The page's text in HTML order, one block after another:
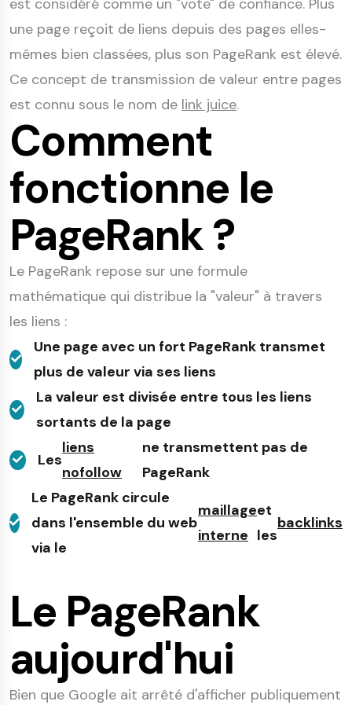
est considéré comme un "vote" de confiance. Plus
une page reçoit de liens depuis des pages elles-
mêmes bien classées, plus son PageRank est élevé.
Ce concept de transmission de valeur entre pages
est connu sous le nom de link juice.
Comment
fonctionne le
PageRank ?
Le PageRank repose sur une formule
mathématique qui distribue la "valeur" à travers
les liens :
Une page avec un fort PageRank transmet
plus de valeur via ses liens
La valeur est divisée entre tous les liens
sortants de la page
Les
liens
nofollow
ne transmettent pas de
PageRank
Le PageRank circule
dans l'ensemble du web
via le
maillage
interne
et
les
backlinks
Le PageRank
aujourd'hui
Bien que Google ait arrêté d'afficher publiquement